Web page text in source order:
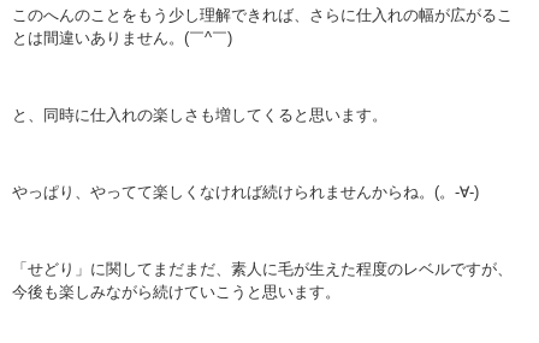
このへんのことをもう少し理解できれば、さらに仕入れの幅が広がるこ
とは間違いありません。(￣^￣)
と、同時に仕入れの楽しさも増してくると思います。
やっぱり、やってて楽しくなければ続けられませんからね。(。-∀-)
「せどり」に関してまだまだ、素人に毛が生えた程度のレベルですが、
今後も楽しみながら続けていこうと思います。